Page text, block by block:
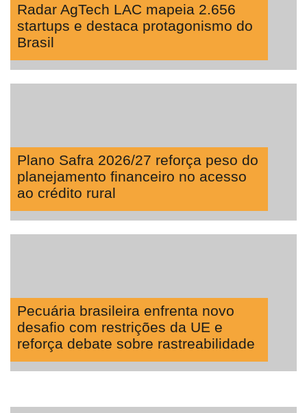
Radar AgTech LAC mapeia 2.656
startups e destaca protagonismo do
Brasil
Plano Safra 2026/27 reforça peso do
planejamento financeiro no acesso
ao crédito rural
Pecuária brasileira enfrenta novo
desafio com restrições da UE e
reforça debate sobre rastreabilidade